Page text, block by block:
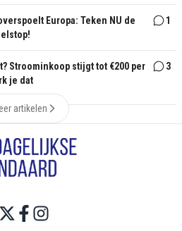
Europa: Teken NU de
1
Stroominkoop stijgt tot €200 per
je dat
3
artikelen